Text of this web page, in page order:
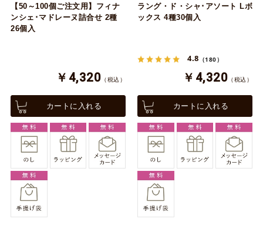
【50～100個ご注文用】フィナ
ンシェ･マドレーヌ詰合せ 2種
26個入
￥4,320 （税込）
カートに入れる
ラング・ド・シャ･アソート Lボ
ックス 4種30個入
4.8 （180）
￥4,320 （税込）
カートに入れる